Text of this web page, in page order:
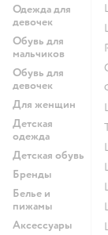
Одежда для
девочек
Обувь для
мальчиков
Обувь для
девочек
Для женщин
Детская
одежда
Детская обувь
Бренды
Белье и
пижамы
Аксессуары